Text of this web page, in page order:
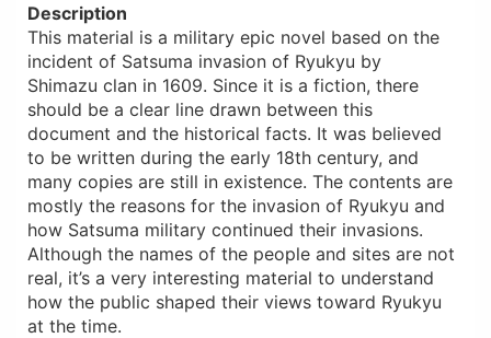
Description
This material is a military epic novel based on the
incident of Satsuma invasion of Ryukyu by
Shimazu clan in 1609. Since it is a fiction, there
should be a clear line drawn between this
document and the historical facts. It was believed
to be written during the early 18th century, and
many copies are still in existence. The contents are
mostly the reasons for the invasion of Ryukyu and
how Satsuma military continued their invasions.
Although the names of the people and sites are not
real, it’s a very interesting material to understand
how the public shaped their views toward Ryukyu
at the time.